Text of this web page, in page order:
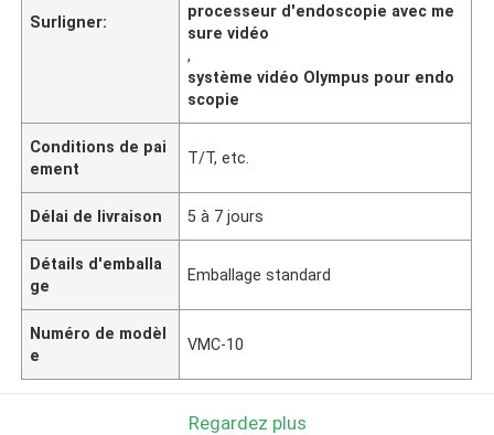
Surligner:
processeur d'endoscopie avec me
sure vidéo
,
système vidéo Olympus pour endo
scopie
Conditions de pai
ement
T/T, etc.
Délai de livraison 5 à 7 jours
Détails d'emballa
ge
Emballage standard
Numéro de modèl
e
VMC-10
Regardez plus